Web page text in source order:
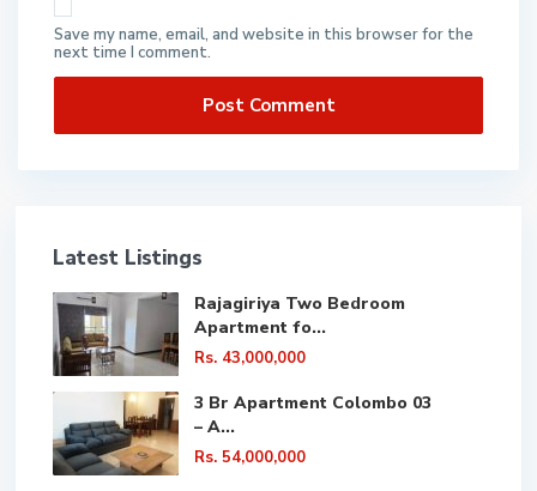
Save my name, email, and website in this browser for the
next time I comment.
Latest Listings
Rajagiriya Two Bedroom
Apartment fo...
Rs. 43,000,000
3 Br Apartment Colombo 03
– A...
Rs. 54,000,000